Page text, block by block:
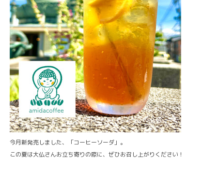
今月新発売しました、「コーヒーソーダ」。
この夏は大仏さんお立ち寄りの際に、ぜひお召し上がりください！